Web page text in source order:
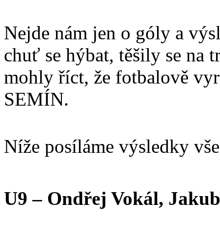
Nejde nám jen o góly a
chuť se hýbat, těšily se na
mohly říct, že fotbalově
SEMÍN.
Níže posíláme výsledky
U9 – Ondřej Vokál,